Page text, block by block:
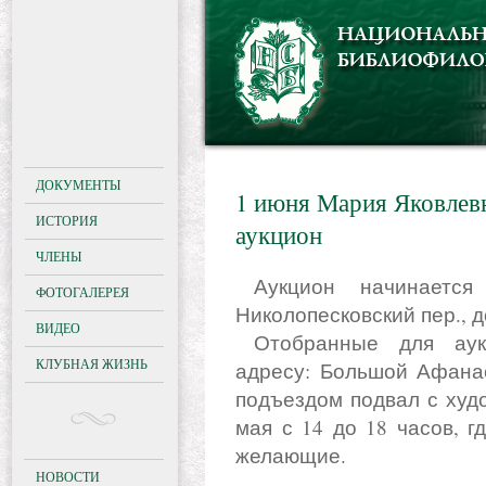
1 июня Мария
аукцион
Аукцион начинается в 13 часов по адресу: Б.
Николопесковский пер.,
Отобранные для аукциона издания выставляютсяпо
адресу: Большой
подъездом подвал с
мая с 14 до 18 часов,
желающие.
ДОКУМЕНТЫ
ИСТОРИЯ
ЧЛЕНЫ
ФОТОГАЛЕРЕЯ
ВИДЕО
КЛУБНАЯ ЖИЗНЬ
НОВОСТИ